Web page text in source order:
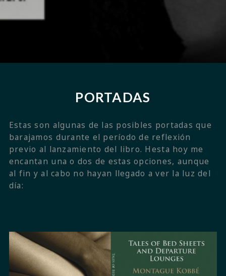
PORTADAS
Estas son algunas de las posibles portadas que
barajamos durante el período de reflexión
previo al lanzamiento del libro. Hesta hoy me
encantan una o dos de estas opciones, aunque
al fin y al cabo no hayan llegado a ver la luz del
día: